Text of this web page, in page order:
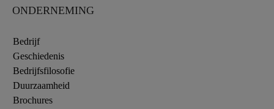
ONDERNEMING
Bedrijf
Geschiedenis
Bedrijfsfilosofie
Duurzaamheid
Brochures